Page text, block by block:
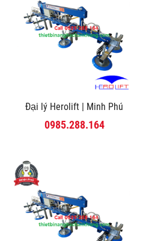
Đại lý Herolift | Minh Phú
0985.288.164